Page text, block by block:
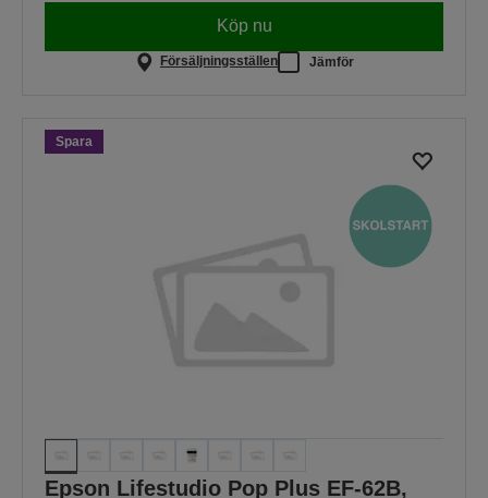
Köp nu
Försäljningsställen Jämför
Spara
Epson Lifestudio Pop Plus EF-62B,